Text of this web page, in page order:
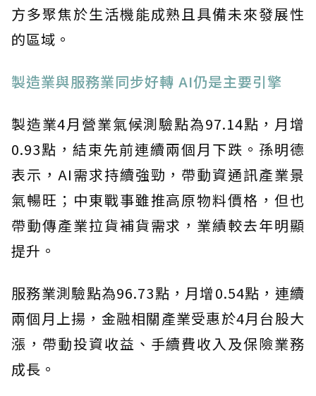
方多聚焦於生活機能成熟且具備未來發展性
的區域。
製造業與服務業同步好轉 AI仍是主要引擎
製造業4月營業氣候測驗點為97.14點，月增
0.93點，結束先前連續兩個月下跌。孫明德
表示，AI需求持續強勁，帶動資通訊產業景
氣暢旺；中東戰事雖推高原物料價格，但也
帶動傳產業拉貨補貨需求，業績較去年明顯
提升。
服務業測驗點為96.73點，月增0.54點，連續
兩個月上揚，金融相關產業受惠於4月台股大
漲，帶動投資收益、手續費收入及保險業務
成長。